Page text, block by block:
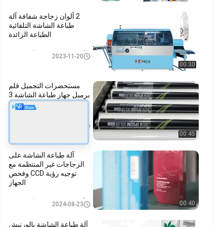
00:30
2 ألوان زجاجة شفافة آلة
طباعة الشاشة التلقائية
الطباعة الزائدة
آلة طباعة الشاشة الأوتوماتيكية
2023-11-20
00:45
مستحضرات التجميل قلم
برميل جهاز طباعة الشاشة 3
ألوان أوتوماتيكي سيرفو
00:40
آلة طباعة الشاشة على
الزجاجات غير المنتظمة مع
توجيه رؤية CCD وفحص
الجهاز
آلة طباعة الشاشة الأوتوماتيكية
2024-08-23
آلة طباعة الشاشة بالورنيش